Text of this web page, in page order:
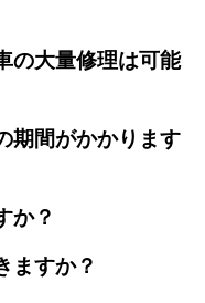
の大量修理は可能
期間がかかります
か？
ますか？